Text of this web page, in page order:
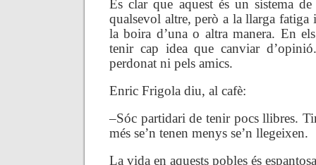
És clar que aquest és un sistema de
qualsevol altre, però a la llarga fatiga
la boira d’una o altra manera. En
tenir cap idea que canviar
perdonat ni pels amics.
Enric Frigola diu, al cafè:
–Sóc partidari de tenir pocs llibres.
més se’n tenen menys se’n llegeixen.
La vida en aquests pobles és